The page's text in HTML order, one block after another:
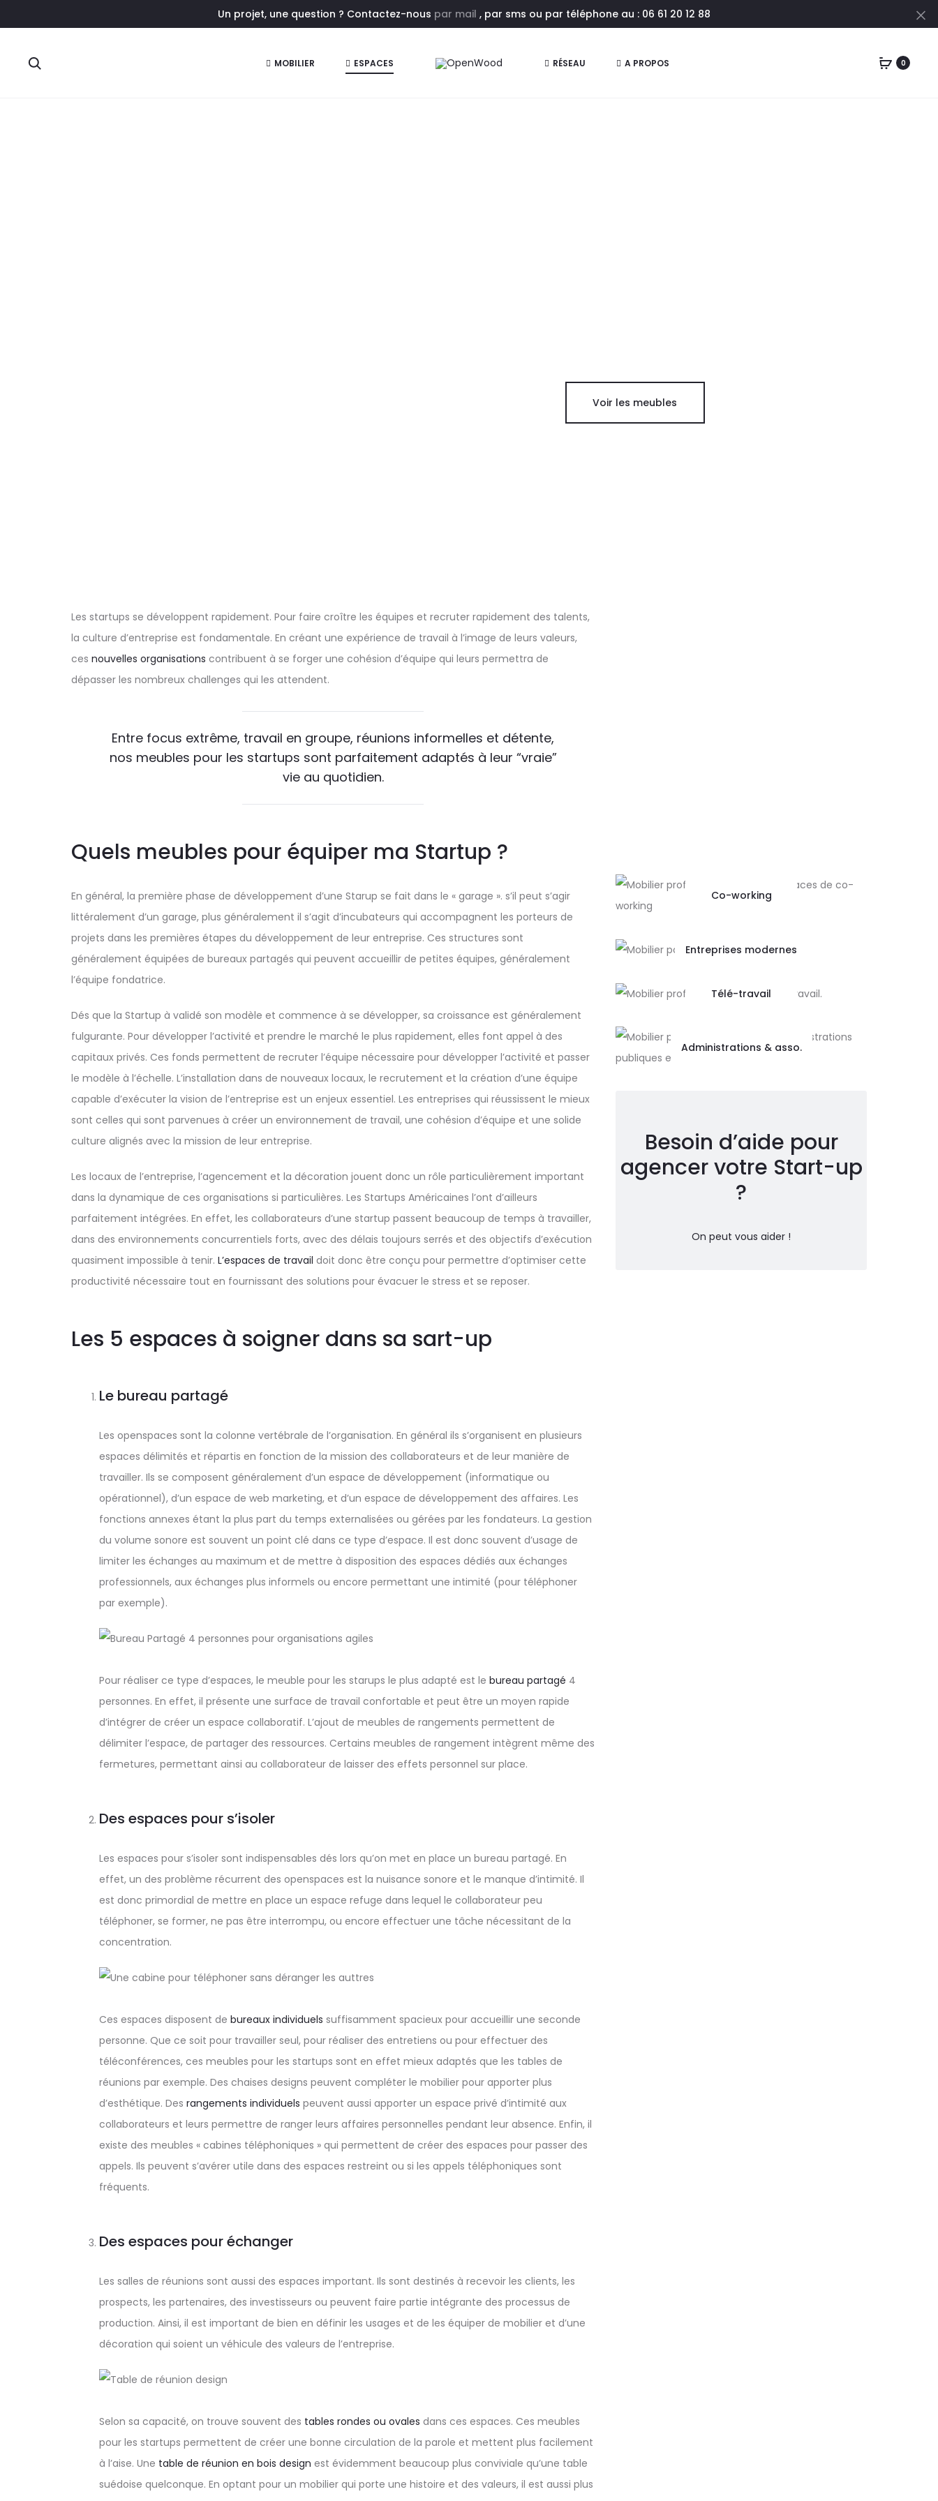
Un projet, une question ? Contactez-nous par mail , par sms ou par téléphone au : 06 61 20 12 88
MOBILIER ESPACES RÉSEAU A PROPOS 0
Voir les meubles
Les startups se développent rapidement. Pour faire croître les équipes et recruter rapidement des talents,
la culture d’entreprise est fondamentale. En créant une expérience de travail à l’image de leurs valeurs,
ces nouvelles organisations contribuent à se forger une cohésion d’équipe qui leurs permettra de
dépasser les nombreux challenges qui les attendent.
Entre focus extrême, travail en groupe, réunions informelles et détente,
nos meubles pour les startups sont parfaitement adaptés à leur “vraie”
vie au quotidien.
Quels meubles pour équiper ma Startup ?
En général, la première phase de développement d’une Starup se fait dans le « garage ». s’il peut s’agir
littéralement d’un garage, plus généralement il s’agit d’incubateurs qui accompagnent les porteurs de
projets dans les premières étapes du développement de leur entreprise. Ces structures sont
généralement équipées de bureaux partagés qui peuvent accueillir de petites équipes, généralement
l’équipe fondatrice.
Dés que la Startup à validé son modèle et commence à se développer, sa croissance est généralement
fulgurante. Pour développer l’activité et prendre le marché le plus rapidement, elles font appel à des
capitaux privés. Ces fonds permettent de recruter l’équipe nécessaire pour développer l’activité et passer
le modèle à l’échelle. L’installation dans de nouveaux locaux, le recrutement et la création d’une équipe
capable d’exécuter la vision de l’entreprise est un enjeux essentiel. Les entreprises qui réussissent le mieux
sont celles qui sont parvenues à créer un environnement de travail, une cohésion d’équipe et une solide
culture alignés avec la mission de leur entreprise.
Les locaux de l’entreprise, l’agencement et la décoration jouent donc un rôle particulièrement important
dans la dynamique de ces organisations si particulières. Les Startups Américaines l’ont d’ailleurs
parfaitement intégrées. En effet, les collaborateurs d’une startup passent beaucoup de temps à travailler,
dans des environnements concurrentiels forts, avec des délais toujours serrés et des objectifs d’exécution
quasiment impossible à tenir. L’espaces de travail doit donc être conçu pour permettre d’optimiser cette
productivité nécessaire tout en fournissant des solutions pour évacuer le stress et se reposer.
Les 5 espaces à soigner dans sa sart-up
Le bureau partagé
Les openspaces sont la colonne vertébrale de l’organisation. En général ils s’organisent en plusieurs
espaces délimités et répartis en fonction de la mission des collaborateurs et de leur manière de
travailler. Ils se composent généralement d’un espace de développement (informatique ou
opérationnel), d’un espace de web marketing, et d’un espace de développement des affaires. Les
fonctions annexes étant la plus part du temps externalisées ou gérées par les fondateurs. La gestion
du volume sonore est souvent un point clé dans ce type d’espace. Il est donc souvent d’usage de
limiter les échanges au maximum et de mettre à disposition des espaces dédiés aux échanges
professionnels, aux échanges plus informels ou encore permettant une intimité (pour téléphoner
par exemple).
Pour réaliser ce type d’espaces, le meuble pour les starups le plus adapté est le bureau partagé 4
personnes. En effet, il présente une surface de travail confortable et peut être un moyen rapide
d’intégrer de créer un espace collaboratif. L’ajout de meubles de rangements permettent de
délimiter l’espace, de partager des ressources. Certains meubles de rangement intègrent même des
fermetures, permettant ainsi au collaborateur de laisser des effets personnel sur place.
Des espaces pour s’isoler
Les espaces pour s’isoler sont indispensables dés lors qu’on met en place un bureau partagé. En
effet, un des problème récurrent des openspaces est la nuisance sonore et le manque d’intimité. Il
est donc primordial de mettre en place un espace refuge dans lequel le collaborateur peu
téléphoner, se former, ne pas être interrompu, ou encore effectuer une tâche nécessitant de la
concentration.
Ces espaces disposent de bureaux individuels suffisamment spacieux pour accueillir une seconde
personne. Que ce soit pour travailler seul, pour réaliser des entretiens ou pour effectuer des
téléconférences, ces meubles pour les startups sont en effet mieux adaptés que les tables de
réunions par exemple. Des chaises designs peuvent compléter le mobilier pour apporter plus
d’esthétique. Des rangements individuels peuvent aussi apporter un espace privé d’intimité aux
collaborateurs et leurs permettre de ranger leurs affaires personnelles pendant leur absence. Enfin, il
existe des meubles « cabines téléphoniques » qui permettent de créer des espaces pour passer des
appels. Ils peuvent s’avérer utile dans des espaces restreint ou si les appels téléphoniques sont
fréquents.
Des espaces pour échanger
Les salles de réunions sont aussi des espaces important. Ils sont destinés à recevoir les clients, les
prospects, les partenaires, des investisseurs ou peuvent faire partie intégrante des processus de
production. Ainsi, il est important de bien en définir les usages et de les équiper de mobilier et d’une
décoration qui soient un véhicule des valeurs de l’entreprise.
Selon sa capacité, on trouve souvent des tables rondes ou ovales dans ces espaces. Ces meubles
pour les startups permettent de créer une bonne circulation de la parole et mettent plus facilement
à l’aise. Une table de réunion en bois design est évidemment beaucoup plus conviviale qu’une table
suédoise quelconque. En optant pour un mobilier qui porte une histoire et des valeurs, il est aussi plus
Co-working
Entreprises modernes
Télé-travail
Administrations & asso.
Besoin d’aide pour
agencer votre Start-up
?
On peut vous aider !